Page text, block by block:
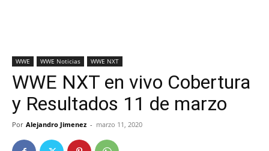
WWE WWE Noticias WWE NXT
WWE NXT en vivo Cobertura
y Resultados 11 de marzo
Por Alejandro Jimenez - marzo 11, 2020